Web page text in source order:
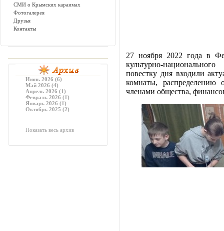
СМИ о Крымских караимах
Фотогалерея
Друзья
Контакты
Июнь 2026 (6)
Май 2026 (4)
Апрель 2026 (1)
Февраль 2026 (1)
Январь 2026 (1)
Октябрь 2025 (2)
Показать весь архив
27 ноября 2022 года в
культурно-
повестку дня входили
комнаты, распределению
членами общества,